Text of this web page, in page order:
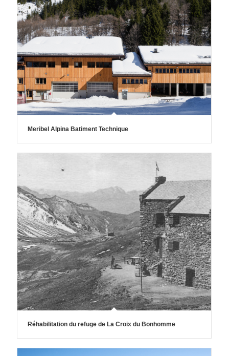
Meribel Alpina Batiment Technique
Réhabilitation du refuge de La Croix du Bonhomme